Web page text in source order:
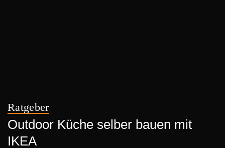
Ratgeber
Outdoor Küche selber bauen mit
IKEA